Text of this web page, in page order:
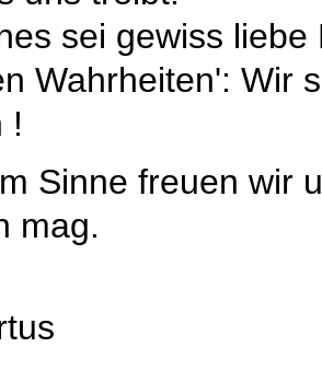
sei gewiss
Wahrheiten': Wir
!
Sinne freuen wir
mag.